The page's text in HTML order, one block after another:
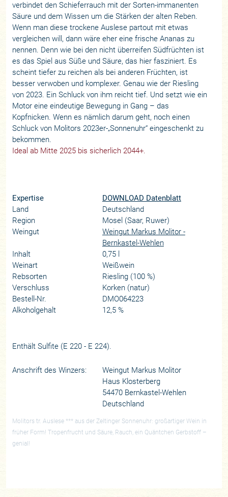
verbindet den Schieferrauch mit der Sorten-immanenten
Säure und dem Wissen um die Stärken der alten Reben.
Wenn man diese trockene Auslese partout mit etwas
vergleichen will, dann wäre eher eine frische Ananas zu
nennen. Denn wie bei den nicht überreifen Südfrüchten ist
es das Spiel aus Süße und Säure, das hier fasziniert. Es
scheint tiefer zu reichen als bei anderen Früchten, ist
besser verwoben und komplexer. Genau wie der Riesling
von 2023. Ein Schluck von ihm reicht tief. Und setzt wie ein
Motor eine eindeutige Bewegung in Gang – das
Kopfnicken. Wenn es nämlich darum geht, noch einen
Schluck von Molitors 2023er-„Sonnenuhr“ eingeschenkt zu
bekommen.
Ideal ab Mitte 2025 bis sicherlich 2044+.
Expertise
DOWNLOAD Datenblatt
Land
Deutschland
Region
Mosel (Saar, Ruwer)
Weingut
Weingut Markus Molitor -
Bernkastel-Wehlen
Inhalt
0,75 l
Weinart
Weißwein
Rebsorten
Riesling (100 %)
Verschluss
Korken (natur)
Bestell-Nr.
DMO064223
Alkoholgehalt
12,5 %
Enthält Sulfite (E 220 - E 224).
Anschrift des Winzers:
Weingut Markus Molitor
Haus Klosterberg
54470 Bernkastel-Wehlen
Deutschland
Molitors tr. Auslese *** aus der Zeltinger Sonnenuhr: großartiger Wein in
früher Form! Tropenfrucht und Säure, Rauch, ein Quäntchen Gerbstoff –
genial!